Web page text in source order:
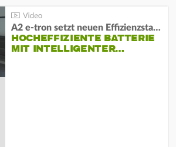
A2 e-tron setzt neuen Effizienzstandard bei Audi
HOCHEFFIZIENTE BATTERIE
MIT INTELLIGENTER…